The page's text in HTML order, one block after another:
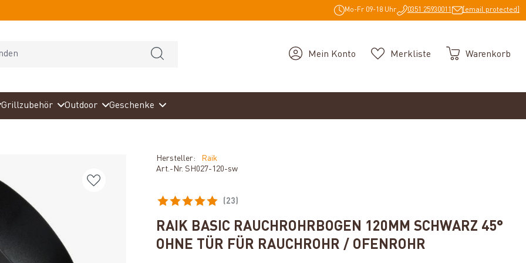
Mo-Fr 09-18 Uhr 0351 25930011 [email protected]
Mein Konto Merkliste Warenkorb
Grillzubehör Outdoor Geschenke
Hersteller:
Raik
Art.-Nr. SH027-120-sw
(23)
RAIK BASIC RAUCHROHRBOGEN 120MM SCHWARZ 45°
OHNE TÜR FÜR RAUCHROHR / OFENROHR